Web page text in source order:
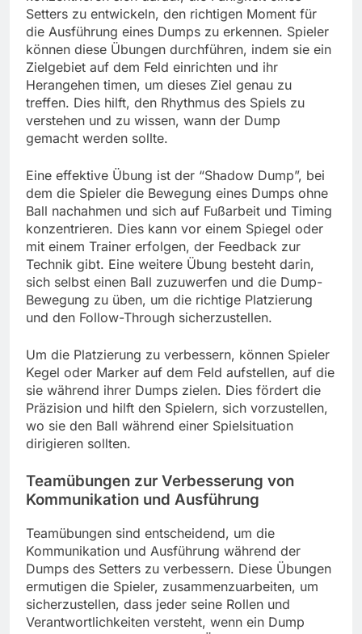
Setters zu entwickeln, den richtigen Moment für
die Ausführung eines Dumps zu erkennen. Spieler
können diese Übungen durchführen, indem sie ein
Zielgebiet auf dem Feld einrichten und ihr
Herangehen timen, um dieses Ziel genau zu
treffen. Dies hilft, den Rhythmus des Spiels zu
verstehen und zu wissen, wann der Dump
gemacht werden sollte.
Eine effektive Übung ist der “Shadow Dump”, bei
dem die Spieler die Bewegung eines Dumps ohne
Ball nachahmen und sich auf Fußarbeit und Timing
konzentrieren. Dies kann vor einem Spiegel oder
mit einem Trainer erfolgen, der Feedback zur
Technik gibt. Eine weitere Übung besteht darin,
sich selbst einen Ball zuzuwerfen und die Dump-
Bewegung zu üben, um die richtige Platzierung
und den Follow-Through sicherzustellen.
Um die Platzierung zu verbessern, können Spieler
Kegel oder Marker auf dem Feld aufstellen, auf die
sie während ihrer Dumps zielen. Dies fördert die
Präzision und hilft den Spielern, sich vorzustellen,
wo sie den Ball während einer Spielsituation
dirigieren sollten.
Teamübungen zur Verbesserung von
Kommunikation und Ausführung
Teamübungen sind entscheidend, um die
Kommunikation und Ausführung während der
Dumps des Setters zu verbessern. Diese Übungen
ermutigen die Spieler, zusammenzuarbeiten, um
sicherzustellen, dass jeder seine Rollen und
Verantwortlichkeiten versteht, wenn ein Dump